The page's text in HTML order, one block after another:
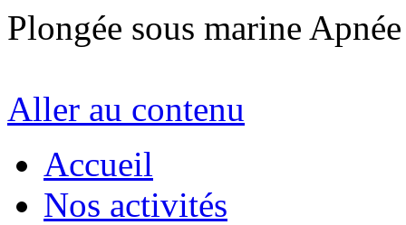
Plongée sous marine
Aller au contenu
Accueil
Nos activités